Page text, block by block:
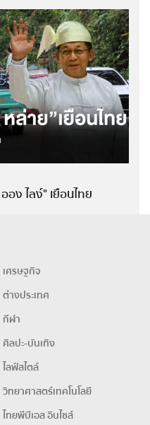
ง ไลง์" เยือนไทย
เศรษฐกิจ
ต่างประเทศ
กีฬา
ศิลปะ-บันเทิง
ไลฟ์สไตล์
วิทยาศาสตร์เทคโนโลยี
ไทยพีบีเอส อินไซส์